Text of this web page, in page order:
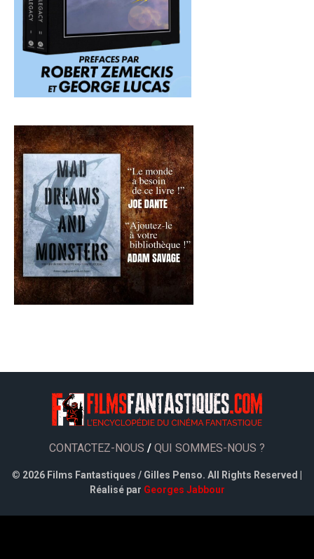
CONTACTEZ-NOUS / QUI SOMMES-NOUS ?
© 2026 Films Fantastiques / Gilles Penso. All Rights Reserved |
Réalisé par Georges Jabbour